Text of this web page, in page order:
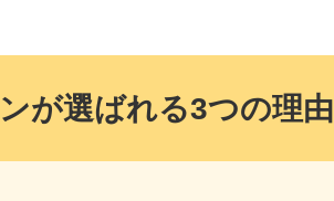
が選ばれる3つの理由